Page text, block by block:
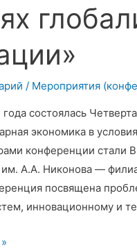
/ Мероприятия
состоялась
экономика в
конференции
А.А. Никонова —
посвящена
инновационному и